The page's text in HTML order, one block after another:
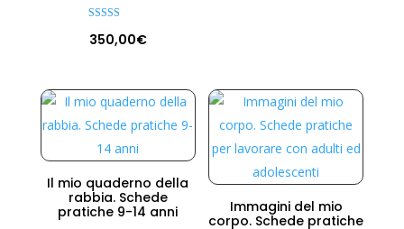
5.00
su 5
350,00€
Il mio quaderno della
rabbia. Schede
pratiche 9-14 anni
Immagini del mio
corpo. Schede pratiche